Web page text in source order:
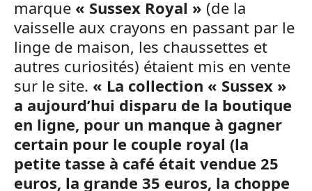
marque « Sussex Royal » (de la
vaisselle aux crayons en passant par le
linge de maison, les chaussettes et
autres curiosités) étaient mis en vente
sur le site. « La collection « Sussex »
a aujourd’hui disparu de la boutique
en ligne, pour un manque à gagner
certain pour le couple royal (la
petite tasse à café était vendue 25
euros, la grande 35 euros, la choppe